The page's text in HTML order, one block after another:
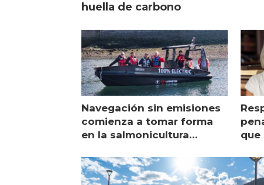
huella de carbono
Navegación sin emisiones
comienza a tomar forma
en la salmonicultura
que